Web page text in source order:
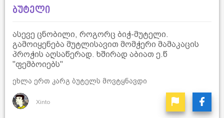
ბუტელი
ასევე ცნობილი, როგორც ბიჭ-მუტელი.
გამოიყენება მუტლისავით მომჭერი მამაკაცის
პროჭის აღსაწერად. ხშირად აბიათ ე.წ
"ფემბოიებს"
ეხლა ერთ კარგ ბუტელს მოვტყნავდი
Xinto